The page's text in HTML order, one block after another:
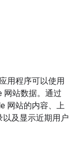
用程序可以使用
网站数据。通过
网站的内容、上
及显示近期用户